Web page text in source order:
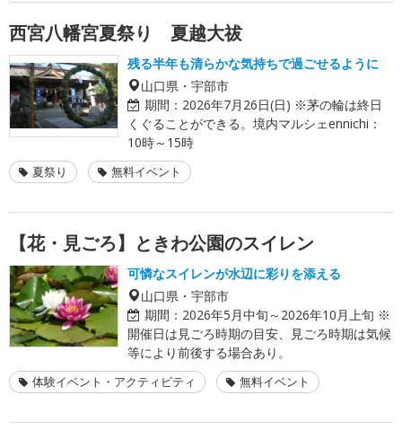
西宮八幡宮夏祭り 夏越大祓
残る半年も清らかな気持ちで過ごせるように
山口県・宇部市
期間： 2026年7月26日(日) ※茅の輪は終日
くぐることができる。境内マルシェennichi：
10時～15時
夏祭り 無料イベント
【花・見ごろ】ときわ公園のスイレン
可憐なスイレンが水辺に彩りを添える
山口県・宇部市
期間： 2026年5月中旬～2026年10月上旬 ※
開催日は見ごろ時期の目安、見ごろ時期は気候
等により前後する場合あり。
体験イベント・アクティビティ 無料イベント